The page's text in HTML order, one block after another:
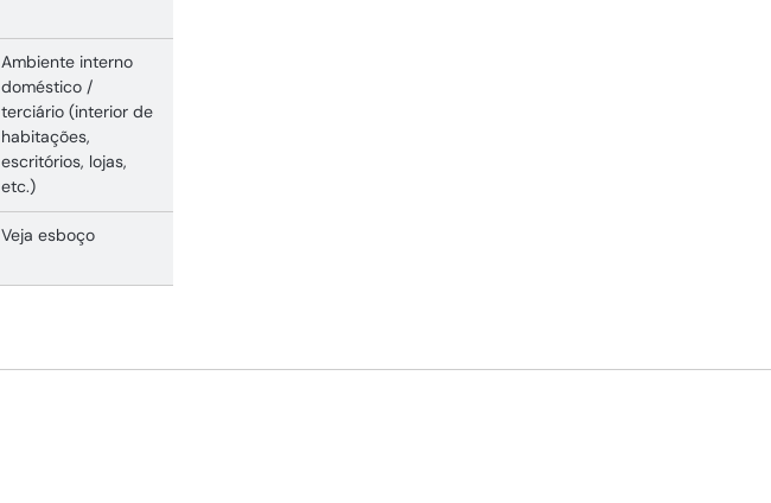
Ambiente interno
doméstico /
terciário (interior de
habitações,
escritórios, lojas,
etc.)
Veja esboço